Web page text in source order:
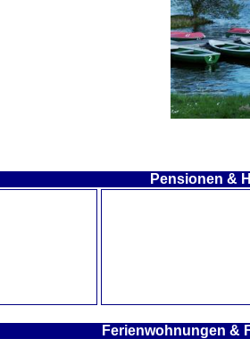
Pensionen &
Ferienwohnungen &